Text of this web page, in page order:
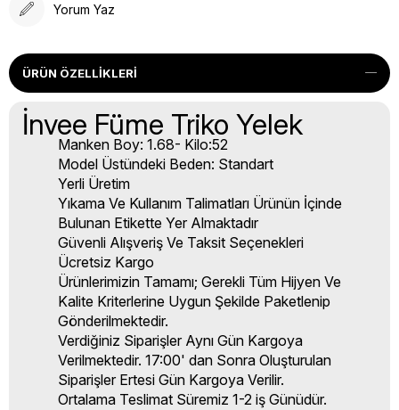
Yorum Yaz
ÜRÜN ÖZELLIKLERI
İnvee Füme Triko Yelek
Manken Boy: 1.68- Kilo:52
Model Üstündeki Beden: Standart
Yerli Üretim
Yıkama Ve Kullanım Talimatları Ürünün İçinde
Bulunan Etikette Yer Almaktadır
Güvenli Alışveriş Ve Taksit Seçenekleri
Ücretsiz Kargo
Ürünlerimizin Tamamı; Gerekli Tüm Hijyen Ve
Kalite Kriterlerine Uygun Şekilde Paketlenip
Gönderilmektedir.
Verdiğiniz Siparişler Aynı Gün Kargoya
Verilmektedir. 17:00' dan Sonra Oluşturulan
Siparişler Ertesi Gün Kargoya Verilir.
Ortalama Teslimat Süremiz 1-2 iş Günüdür.